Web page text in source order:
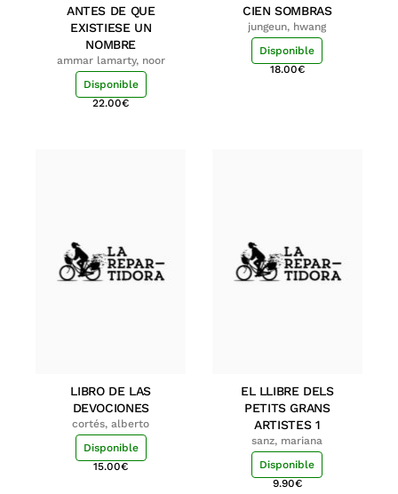
ANTES DE QUE
EXISTIESE UN
NOMBRE
ammar lamarty, noor
Disponible
22.00€
CIEN SOMBRAS
jungeun, hwang
Disponible
18.00€
LIBRO DE LAS
DEVOCIONES
cortés, alberto
Disponible
15.00€
EL LLIBRE DELS
PETITS GRANS
ARTISTES 1
sanz, mariana
Disponible
9.90€